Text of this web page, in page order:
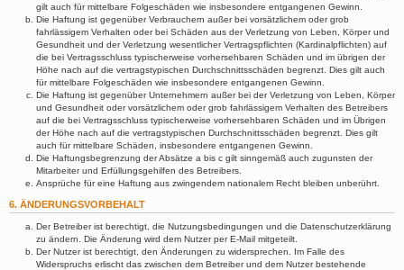
gilt auch für mittelbare Folgeschäden wie insbesondere entgangenen Gewinn.
Die Haftung ist gegenüber Verbrauchern außer bei vorsätzlichem oder grob
fahrlässigem Verhalten oder bei Schäden aus der Verletzung von Leben, Körper und
Gesundheit und der Verletzung wesentlicher Vertragspflichten (Kardinalpflichten) auf
die bei Vertragsschluss typischerweise vorhersehbaren Schäden und im übrigen der
Höhe nach auf die vertragstypischen Durchschnittsschäden begrenzt. Dies gilt auch
für mittelbare Folgeschäden wie insbesondere entgangenen Gewinn.
Die Haftung ist gegenüber Unternehmern außer bei der Verletzung von Leben, Körper
und Gesundheit oder vorsätzlichem oder grob fahrlässigem Verhalten des Betreibers
auf die bei Vertragsschluss typischerweise vorhersehbaren Schäden und im Übrigen
der Höhe nach auf die vertragstypischen Durchschnittsschäden begrenzt. Dies gilt
auch für mittelbare Schäden, insbesondere entgangenen Gewinn.
Die Haftungsbegrenzung der Absätze a bis c gilt sinngemäß auch zugunsten der
Mitarbeiter und Erfüllungsgehilfen des Betreibers.
Ansprüche für eine Haftung aus zwingendem nationalem Recht bleiben unberührt.
6. ÄNDERUNGSVORBEHALT
Der Betreiber ist berechtigt, die Nutzungsbedingungen und die Datenschutzerklärung
zu ändern. Die Änderung wird dem Nutzer per E-Mail mitgeteilt.
Der Nutzer ist berechtigt, den Änderungen zu widersprechen. Im Falle des
Widerspruchs erlischt das zwischen dem Betreiber und dem Nutzer bestehende